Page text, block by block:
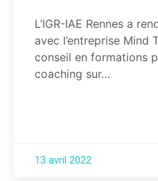
L’IGR-IAE Rennes a
avec l’entreprise Mind
conseil en formations
coaching sur…
13 avril 2022